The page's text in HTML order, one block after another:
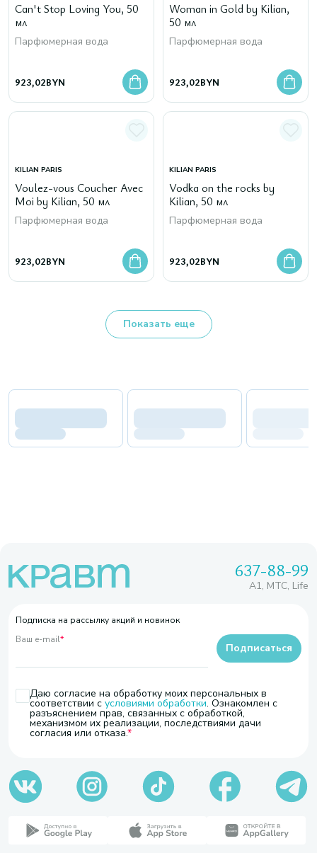
Can't Stop Loving You, 50
мл
Парфюмерная вода
923,02BYN
Woman in Gold by Kilian,
50 мл
Парфюмерная вода
923,02BYN
KILIAN PARIS
Voulez-vous Coucher Avec
Moi by Kilian, 50 мл
Парфюмерная вода
923,02BYN
KILIAN PARIS
Vodka on the rocks by
Kilian, 50 мл
Парфюмерная вода
923,02BYN
Показать еще
637-88-99
A1, МТС, Life
Подписка на рассылку акций и новинок
Ваш e-mail*
Даю согласие на обработку моих персональных в
соответствии с условиями обработки. Ознакомлен с
разъяснением прав, связанных с обработкой,
механизмом их реализации, последствиями дачи
согласия или отказа.
Подписаться